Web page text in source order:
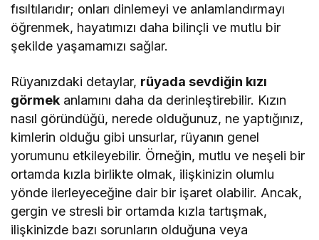
fısıltılarıdır; onları dinlemeyi ve anlamlandırmayı
öğrenmek, hayatımızı daha bilinçli ve mutlu bir
şekilde yaşamamızı sağlar.
Rüyanızdaki detaylar, rüyada sevdiğin kızı
görmek anlamını daha da derinleştirebilir. Kızın
nasıl göründüğü, nerede olduğunuz, ne yaptığınız,
kimlerin olduğu gibi unsurlar, rüyanın genel
yorumunu etkileyebilir. Örneğin, mutlu ve neşeli bir
ortamda kızla birlikte olmak, ilişkinizin olumlu
yönde ilerleyeceğine dair bir işaret olabilir. Ancak,
gergin ve stresli bir ortamda kızla tartışmak,
ilişkinizde bazı sorunların olduğuna veya